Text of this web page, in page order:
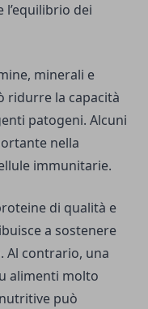
dei
minerali e
ridurre la capacità
patogeni. Alcuni
nella
immunitarie.
di qualità e
a sostenere
Al contrario, una
alimenti molto
può